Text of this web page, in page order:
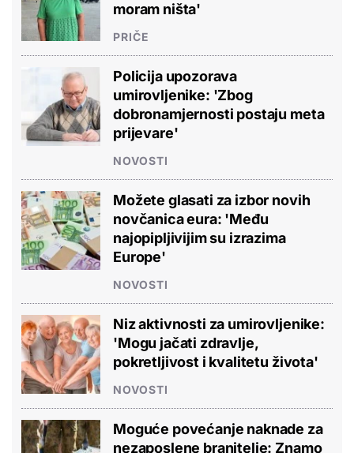
moram ništa'
PRIČE
Policija upozorava
umirovljenike: 'Zbog
dobronamjernosti postaju meta
prijevare'
NOVOSTI
Možete glasati za izbor novih
novčanica eura: 'Među
najopipljivijim su izrazima
Europe'
NOVOSTI
Niz aktivnosti za umirovljenike:
'Mogu jačati zdravlje,
pokretljivost i kvalitetu života'
NOVOSTI
Moguće povećanje naknade za
nezaposlene branitelje: Znamo